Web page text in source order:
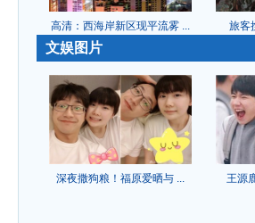
高清：西海岸新区现平流雾 ...
旅客
文娱图片
深夜撒狗粮！福原爱晒与 ... 王源